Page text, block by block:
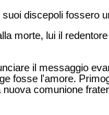
discepoli fossero
morte, lui il
il messaggio
fosse l'amore.
comunione